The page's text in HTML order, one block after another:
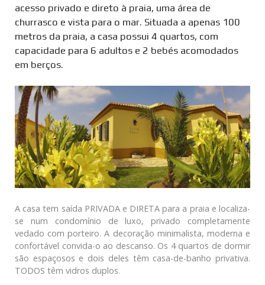
acesso privado e direto à praia, uma área de
churrasco e vista para o mar. Situada a apenas 100
metros da praia, a casa possui 4 quartos, com
capacidade para 6 adultos e 2 bebés acomodados
em berços.
A casa tem saída PRIVADA e DIRETA para a praia e localiza-
se num condomínio de luxo, privado completamente
vedado com porteiro. A decoração minimalista, moderna e
confortável convida-o ao descanso. Os 4 quartos de dormir
são espaçosos e dois deles têm casa-de-banho privativa.
TODOS têm vidros duplos.